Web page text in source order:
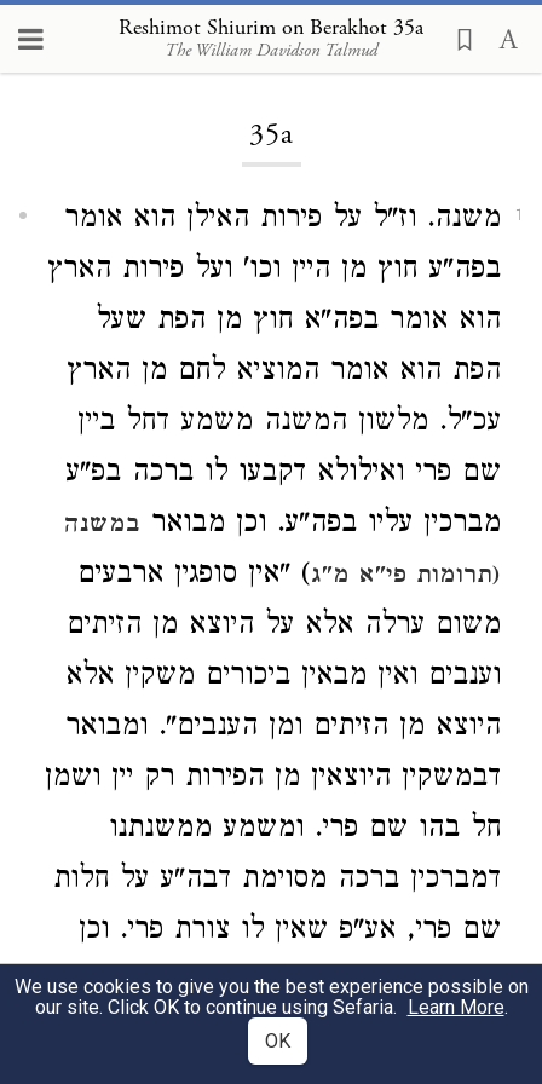
Reshimot Shiurim on Berakhot 35a
The William Davidson Talmud
Loading...
35a
1
משנה. וז"ל על פירות האילן הוא אומר
בפה"ע חוץ מן היין וכו' ועל פירות הארץ
הוא אומר בפה"א חוץ מן הפת שעל
הפת הוא אומר המוציא לחם מן הארץ
עכ"ל. מלשון המשנה משמע דחל ביין
שם פרי ואילולא דקבעו לו ברכה בפ"ע
מברכין עליו בפה"ע. וכן מבואר במשנה
(תרומות פי"א מ"ג) "אין סופגין ארבעים
משום ערלה אלא על היוצא מן הזיתים
וענבים ואין מבאין ביכורים משקין אלא
היוצא מן הזיתים ומן הענבים". ומבואר
דבמשקין היוצאין מן הפירות רק יין ושמן
חל בהו שם פרי. ומשמע ממשנתנו
דמברכין ברכה מסוימת דבה"ע על חלות
שם פרי, אע"פ שאין לו צורת פרי. וכן
משמע מהא דאמרינן "חוץ מן הפת" דאף
לגבי בפה"א לא בעינן צורת פרי האדמה.
We use cookies to give you the best experience possible on
our site. Click OK to continue using Sefaria. Learn More.
OK